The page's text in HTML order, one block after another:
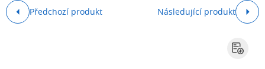
Předchozí produkt Následující produkt